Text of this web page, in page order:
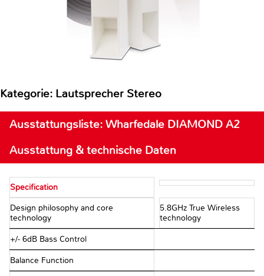
Kategorie: Lautsprecher Stereo
Ausstattungsliste: Wharfedale DIAMOND A2
Ausstattung & technische Daten
Specification
Design philosophy and core
technology
5.8GHz True Wireless
technology
+/- 6dB Bass Control
Balance Function